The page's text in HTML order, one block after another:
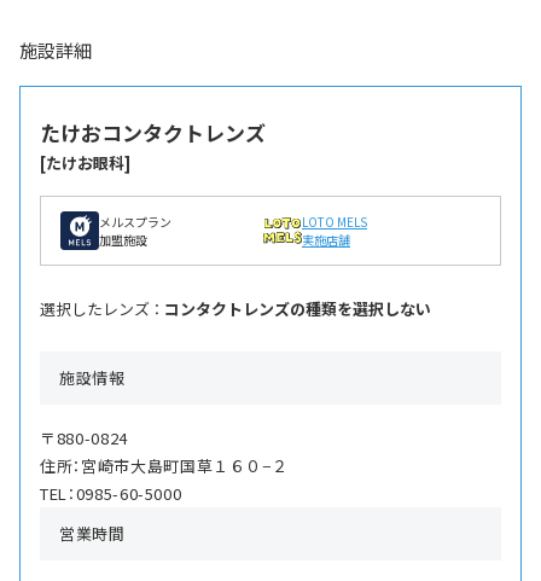
施設詳細
たけおコンタクトレンズ
[たけお眼科]
メルスプラン
加盟施設
LOTO MELS
実施店舗
選択したレンズ ： コンタクトレンズの種類を選択しない
施設情報
〒880-0824
住所：宮崎市大島町国草１６０−２
TEL：0985-60-5000
営業時間